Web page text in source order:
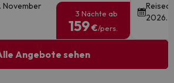
November
3 Nächte ab
159€/pers.
2026.
Angebote sehen